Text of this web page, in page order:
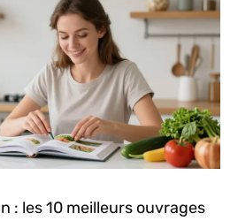
: les 10 meilleurs ouvrages